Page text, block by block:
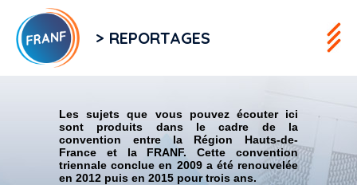
> REPORTAGES
Les sujets que vous pouvez écouter ici
sont produits dans le cadre de la
convention entre la Région Hauts-de-
France et la FRANF. Cette convention
triennale conclue en 2009 a été renouvelée
en 2012 puis en 2015 pour trois ans.